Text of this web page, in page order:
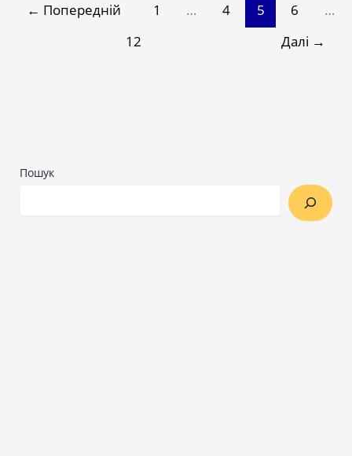
← Попередній 1 … 4 5 6
…
12
Далі →
Пошук